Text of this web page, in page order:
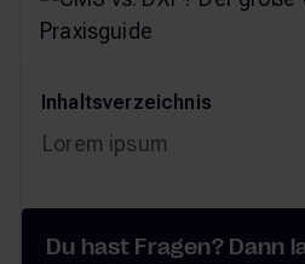
Inhaltsverzeichnis
Lorem ipsum
Du hast Fragen? Dann